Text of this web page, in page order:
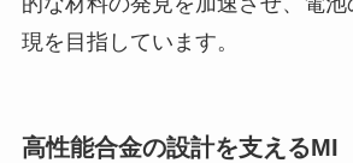
現を目指しています。
高性能合金の設計を支えるMI